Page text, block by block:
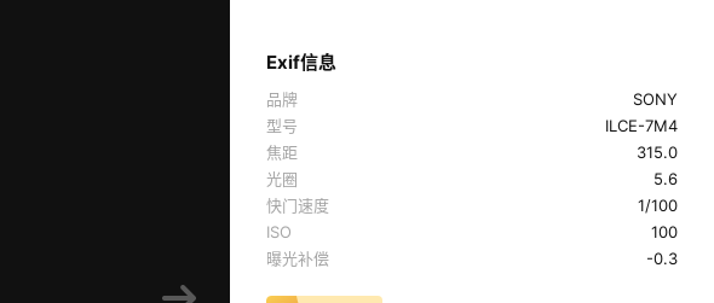
Exif信息
品牌
SONY
型号
ILCE-7M4
焦距
315.0
光圈
5.6
快门速度
1/100
ISO
100
曝光补偿
-0.3